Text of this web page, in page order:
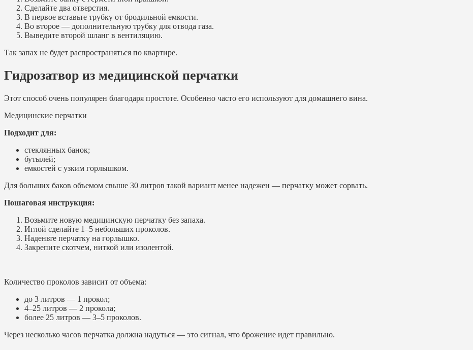
Сделайте два отверстия.
В первое вставьте трубку от бродильной емкости.
Во второе — дополнительную трубку для отвода газа.
Выведите второй шланг в вентиляцию.
Так запах не будет распространяться по квартире.
Гидрозатвор из медицинской перчатки
Этот способ очень популярен благодаря простоте. Особенно часто его используют для домашнего вина.
Медицинские перчатки
Подходит для:
стеклянных банок;
бутылей;
емкостей с узким горлышком.
Для больших баков объемом свыше 30 литров такой вариант менее надежен — перчатку может сорвать.
Пошаговая инструкция:
Возьмите новую медицинскую перчатку без запаха.
Иглой сделайте 1–5 небольших проколов.
Наденьте перчатку на горлышко.
Закрепите скотчем, ниткой или изолентой.
Количество проколов зависит от объема:
до 3 литров — 1 прокол;
4–25 литров — 2 прокола;
более 25 литров — 3–5 проколов.
Через несколько часов перчатка должна надуться — это сигнал, что брожение идет правильно.